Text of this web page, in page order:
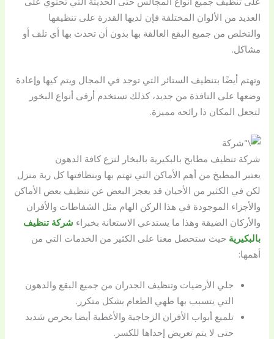
العديد من الألوان المختلفة فإن لديها القدرة على تنظيفها
والتخلص من جميع البقع العالقة بها بدون أن تحدث بها أي تلف أو
مشاكل.
وتهتم أيضًا بتنظيف الستائر التي توجد في المجال ويتم كيها وإعادة
وضعها على النافذة من جديد، كذلك تستخدم أرقى أنواع البخور
لتجعل المكان ذا رائحه مميزة.
شركة تنظيف مطابخ بالبكيرية بالبخار لنزع كافة الدهون
يعتبر المطبخ من أهم الأماكن التي تهتم بها وبنظافتها كل ربة منزل
لكن في الكثير من الأحيان قد يعجز البعض عن تنظيف بعض الأماكن
والأجزاء الموجودة في هذا الركن الهام مثل الشفاطات والأفران
والأركان الضيقة وهذا ما يستدعي الاستعانة بخبراء شركةتنظيف
بالبكيرية حيث ستحصل معنا على الكثير من الخدمات التي من
أهمها:
جلي الأرضيات وتنظيف الجدران من جميع البقع والدهون
التي يتسبب بها طهي الطعام بشكل متكرر.
تلميع أبواب الأفران الزجاجية والأغطية أيضا بحرص شديد
حتى لا يتم تعريض إحداها للكسر.